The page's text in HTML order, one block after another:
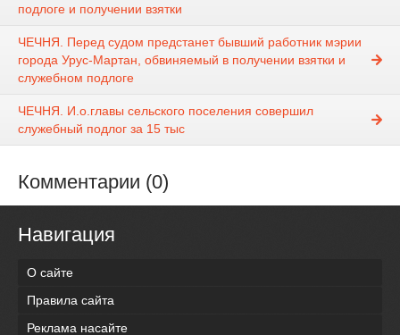
подлоге и получении взятки
ЧЕЧНЯ. Перед судом предстанет бывший работник мэрии
города Урус-Мартан, обвиняемый в получении взятки и
служебном подлоге
ЧЕЧНЯ. И.о.главы сельского поселения совершил
служебный подлог за 15 тыс
Комментарии (0)
Навигация
О сайте
Правила сайта
Реклама насайте